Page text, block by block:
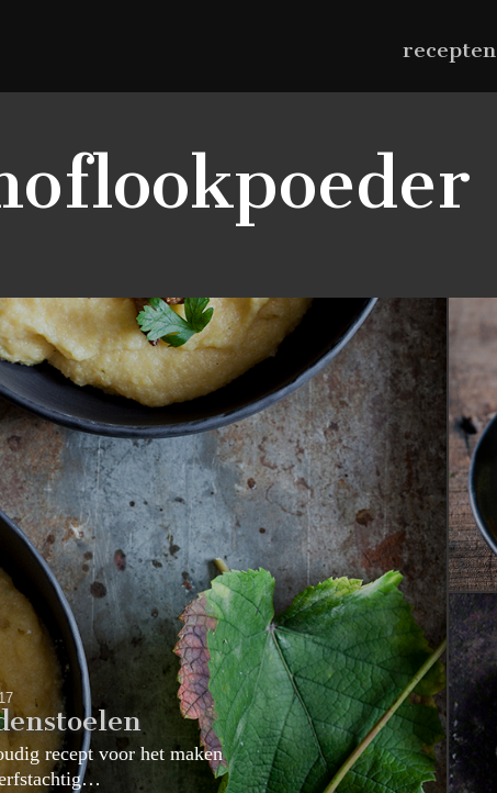
recepten
recept voor het maken